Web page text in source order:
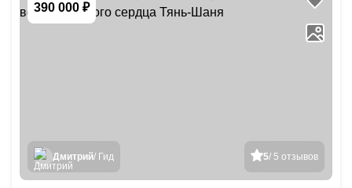
390 000 ₽
5/ 5 отзывов
Дмитрий/ Гид